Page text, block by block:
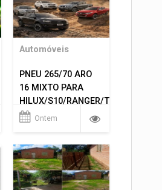
Automóveis
PNEU 265/70 ARO
16 MIXTO PARA
HILUX/S10/RANGER/TRITON
ETC... MONTAGEM
Ontem